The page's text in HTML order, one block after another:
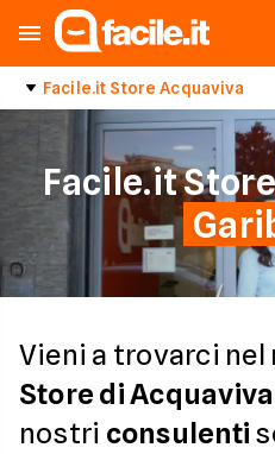
Facile.it Store Acquaviva
Facile.it
Vieni a trovarci nel
Store di
nostri consulenti